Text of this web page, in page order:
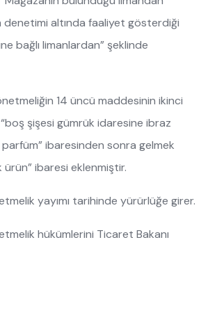
denetimi altında faaliyet gösterdiği
bağlı limanlardan” şeklinde
14 üncü maddesinin ikinci
“boş şişesi gümrük idaresine ibraz
ibaresinden sonra gelmek
ibaresi eklenmiştir.
yayımı tarihinde yürürlüğe girer.
hükümlerini Ticaret Bakanı